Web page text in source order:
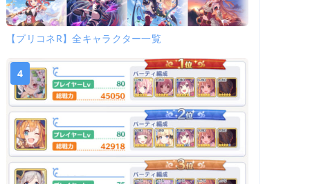
【プリコネR】全キャラクター一覧
4